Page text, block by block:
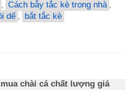
, Cách bẫy tắc kè trong nhà ,
dế , bắt tắc kè
chài cá chất lượng giá